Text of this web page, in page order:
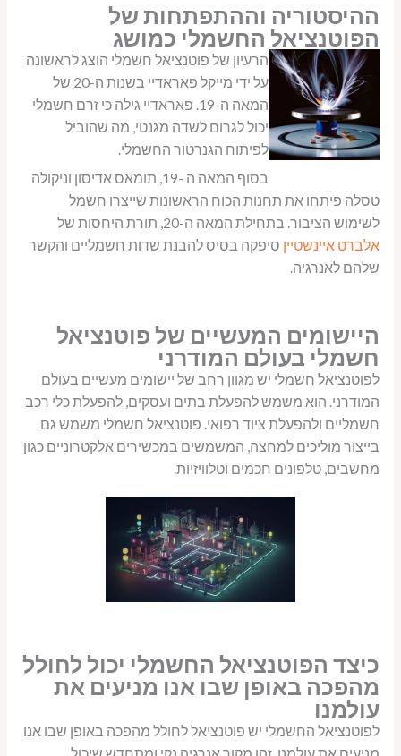
ההיסטוריה וההתפתחות של
הפוטנציאל החשמלי כמושג
הרעיון של פוטנציאל חשמלי הוצג לראשונה
על ידי מייקל פאראדיי בשנות ה-20 של
המאה ה-19. פאראדיי גילה כי זרם חשמלי
יכול לגרום לשדה מגנטי, מה שהוביל
לפיתוח הגנרטור החשמלי.
בסוף המאה ה -19, תומאס אדיסון וניקולה
טסלה פיתחו את תחנות הכוח הראשונות שייצרו חשמל
לשימוש הציבור. בתחילת המאה ה-20, תורת היחסות של
אלברט איינשטיין סיפקה בסיס להבנת שדות חשמליים והקשר
שלהם לאנרגיה.
היישומים המעשיים של פוטנציאל
חשמלי בעולם המודרני
לפוטנציאל חשמלי יש מגוון רחב של יישומים מעשיים בעולם
המודרני. הוא משמש להפעלת בתים ועסקים, להפעלת כלי רכב
חשמליים ולהפעלת ציוד רפואי. פוטנציאל חשמלי משמש גם
בייצור מוליכים למחצה, המשמשים במכשירים אלקטרוניים כגון
מחשבים, טלפונים חכמים וטלוויזיות.
כיצד הפוטנציאל החשמלי יכול לחולל
מהפכה באופן שבו אנו מניעים את
עולמנו
לפוטנציאל החשמלי יש פוטנציאל לחולל מהפכה באופן שבו אנו